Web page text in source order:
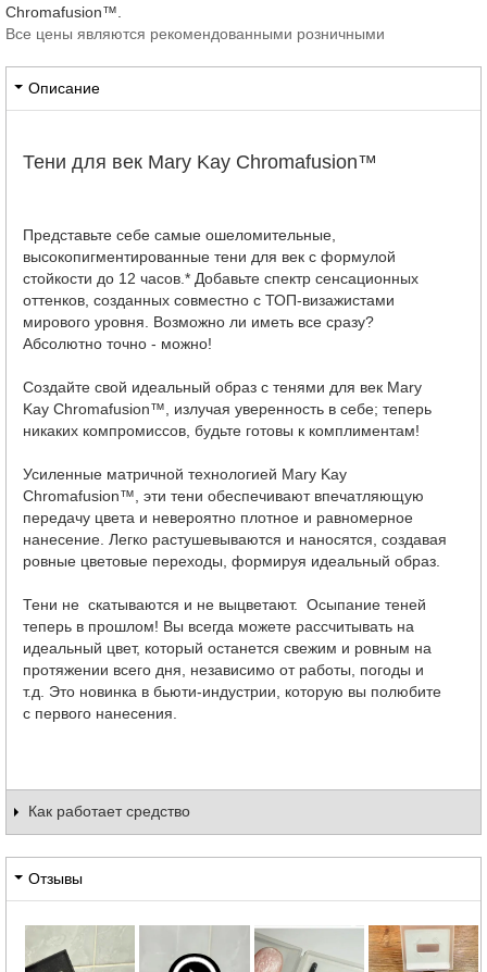
Chromafusion™.
Все цены являются рекомендованными розничными
Описание
Тени для век Mary Kay Chromafusion™
Представьте себе самые ошеломительные,
высокопигментированные тени для век с формулой
стойкости до 12 часов.* Добавьте спектр сенсационных
оттенков, созданных совместно с ТОП-визажистами
мирового уровня. Возможно ли иметь все сразу?
Абсолютно точно - можно!
Создайте свой идеальный образ с тенями для век Mary
Kay Chromafusion™, излучая уверенность в себе; теперь
никаких компромиссов, будьте готовы к комплиментам!
Усиленные матричной технологией Mary Kay
Chromafusion™, эти тени обеспечивают впечатляющую
передачу цвета и невероятно плотное и равномерное
нанесение. Легко растушевываются и наносятся, создавая
ровные цветовые переходы, формируя идеальный образ.
Тени не скатываются и не выцветают. Осыпание теней
теперь в прошлом! Вы всегда можете рассчитывать на
идеальный цвет, который останется свежим и ровным на
протяжении всего дня, независимо от работы, погоды и
т.д. Это новинка в бьюти-индустрии, которую вы полюбите
с первого нанесения.
Как работает средство
Отзывы